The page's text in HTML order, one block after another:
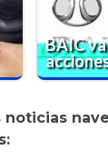
BAIC
noticias